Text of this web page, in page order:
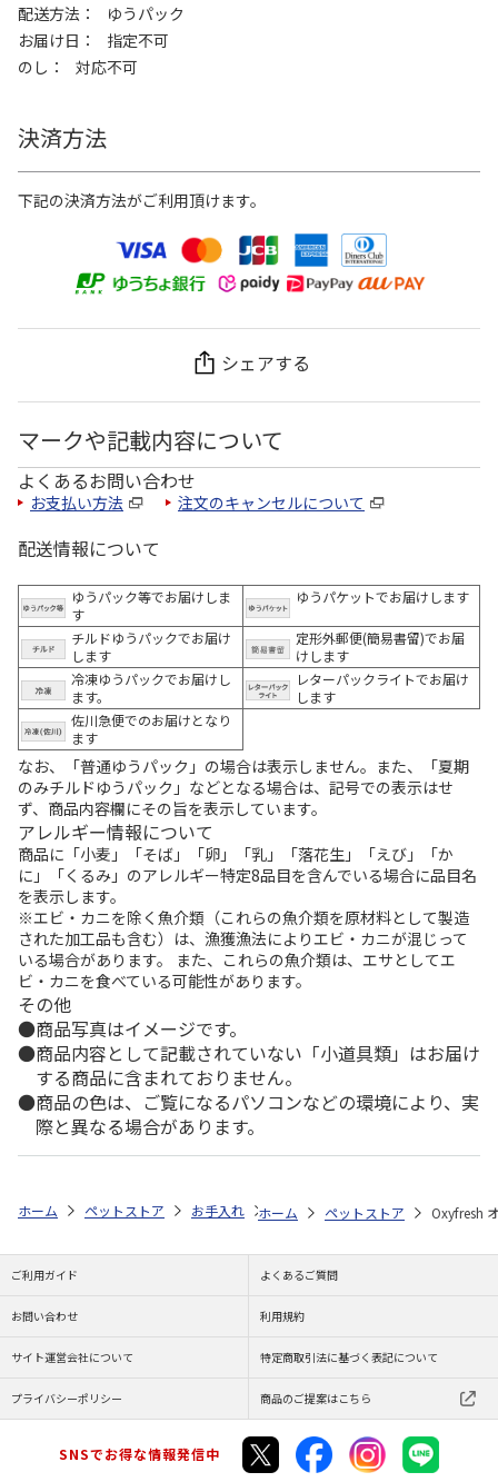
配送方法
ゆうパック
お届け日
指定不可
のし
対応不可
決済方法
下記の決済方法がご利用頂けます。
シェアする
マークや記載内容について
よくあるお問い合わせ
お支払い方法 注文のキャンセルについて
配送情報について
ゆうパック等でお届けしま
す
ゆうパケットでお届けします
チルドゆうパックでお届け
します
定形外郵便(簡易書留)でお届
けします
冷凍ゆうパックでお届けし
ます。
レターパックライトでお届け
します
佐川急便でのお届けとなり
ます
なお、「普通ゆうパック」の場合は表示しません。また、「夏期
のみチルドゆうパック」などとなる場合は、記号での表示はせ
ず、商品内容欄にその旨を表示しています。
アレルギー情報について
商品に「小麦」「そば」「卵」「乳」「落花生」「えび」「か
に」「くるみ」のアレルギー特定8品目を含んでいる場合に品目名
を表示します。
※エビ・カニを除く魚介類（これらの魚介類を原材料として製造
された加工品も含む）は、漁獲漁法によりエビ・カニが混じって
いる場合があります。 また、これらの魚介類は、エサとしてエ
ビ・カニを食べている可能性があります。
その他
商品写真はイメージです。
商品内容として記載されていない「小道具類」はお届け
する商品に含まれておりません。
商品の色は、ご覧になるパソコンなどの環境により、実
際と異なる場合があります。
ホーム ペットストア お手入れ デンタル用品（猫用） Oxyfresh
ホーム ペットストア Oxyfresh
ご利用ガイド よくあるご質問
お問い合わせ 利用規約
サイト運営会社について 特定商取引法に基づく表記について
プライバシーポリシー 商品のご提案はこちら
SNSでお得な情報発信中